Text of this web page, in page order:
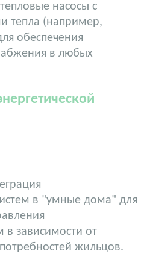
насосы с
тепла (например,
обеспечения
в любых
в "умные дома" для
в зависимости от
жильцов.